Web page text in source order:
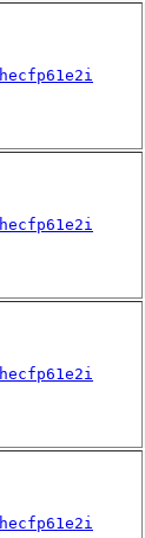
hecfp61e2i
hecfp61e2i
hecfp61e2i
hecfp61e2i